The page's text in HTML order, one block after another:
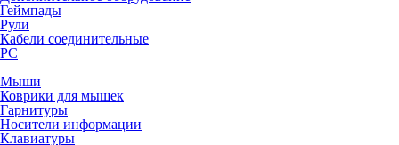
Геймпады
Рули
Кабели соединительные
PC
Мыши
Коврики для мышек
Гарнитуры
Носители информации
Клавиатуры